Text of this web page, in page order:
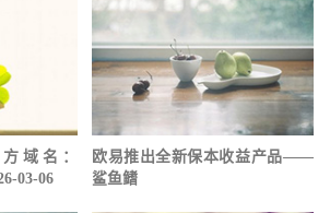
域名：
03-06
欧易推出全新保本收益产品——
鲨鱼鳍